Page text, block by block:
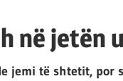
në jetën
jemi të shtetit, por